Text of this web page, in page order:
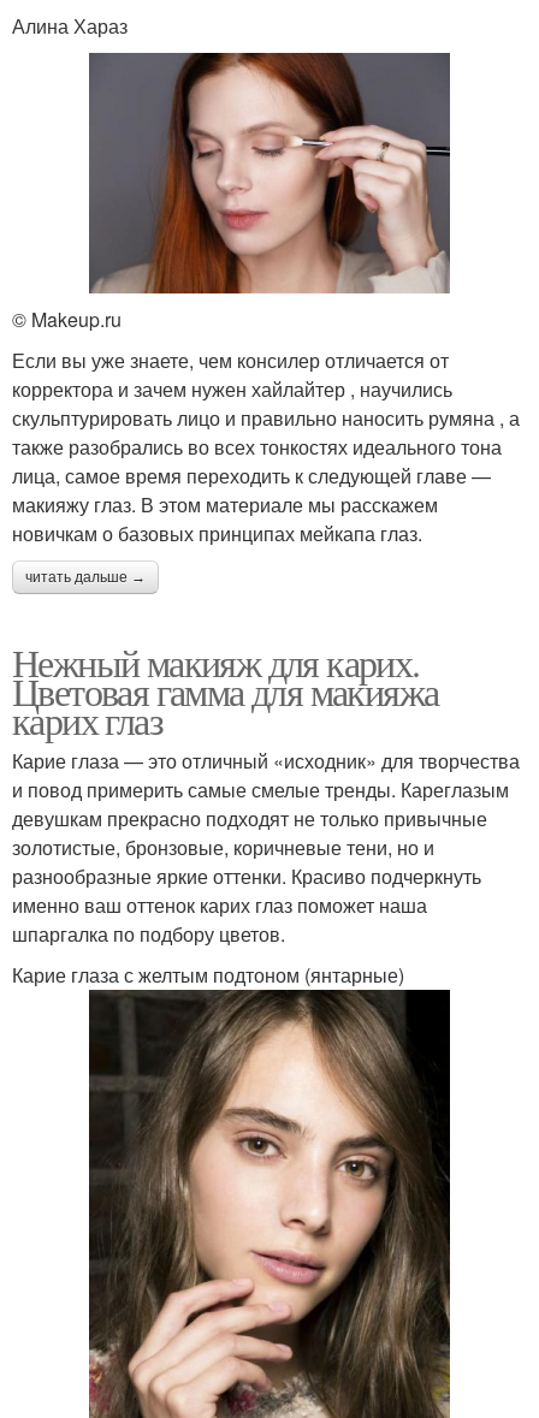
Алина Хараз
© Makeup.ru
Если вы уже знаете, чем консилер отличается от
корректора и зачем нужен хайлайтер , научились
скульптурировать лицо и правильно наносить румяна , а
также разобрались во всех тонкостях идеального тона
лица, самое время переходить к следующей главе —
макияжу глаз. В этом материале мы расскажем
новичкам о базовых принципах мейкапа глаз.
читать дальше →
Нежный макияж для карих.
Цветовая гамма для макияжа
карих глаз
Карие глаза — это отличный «исходник» для творчества
и повод примерить самые смелые тренды. Кареглазым
девушкам прекрасно подходят не только привычные
золотистые, бронзовые, коричневые тени, но и
разнообразные яркие оттенки. Красиво подчеркнуть
именно ваш оттенок карих глаз поможет наша
шпаргалка по подбору цветов.
Карие глаза с желтым подтоном (янтарные)